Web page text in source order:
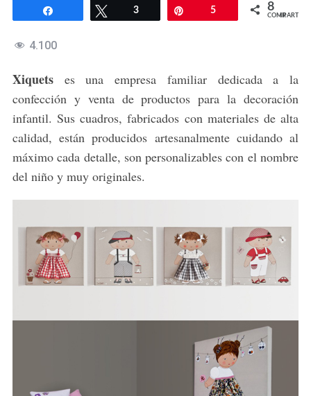
Compartir Twittear
3 5 8
COMPARTIR
4.100
Xiquetses una empresa familiar dedicada a la
confección y venta de productos para la decoración
infantil. Sus cuadros, fabricados con materiales de alta
calidad, están producidos artesanalmente cuidando al
máximo cada detalle, son personalizables con el nombre
del niño y muy originales.